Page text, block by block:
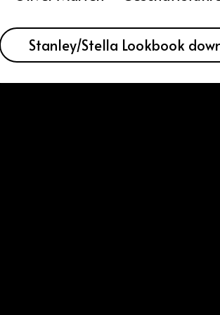
Stanley/Stella Lookbook